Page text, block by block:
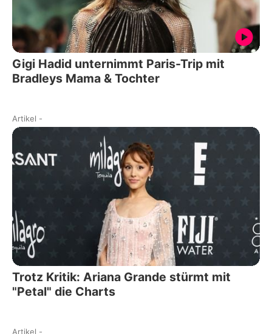
Gigi Hadid unternimmt Paris-Trip mit
Bradleys Mama & Tochter
Artikel -
Trotz Kritik: Ariana Grande stürmt mit
"Petal" die Charts
Artikel -